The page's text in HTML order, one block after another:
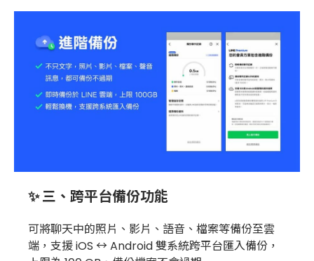
✨ 三、跨平台備份功能
可將聊天中的照片、影片、語音、檔案等備份至雲
端，支援 iOS ↔ Android 雙系統跨平台匯入備份，